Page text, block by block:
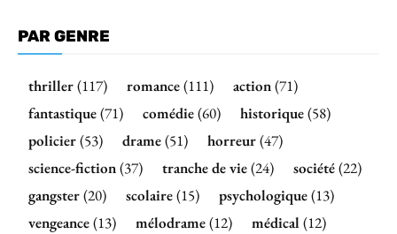
PAR GENRE
thriller(117) romance(111) action(71)
fantastique(71) comédie(60) historique(58)
policier(53) drame(51) horreur(47)
science-fiction(37) tranche de vie(24) société(22)
gangster(20) scolaire(15) psychologique(13)
vengeance(13) mélodrame(12) médical(12)